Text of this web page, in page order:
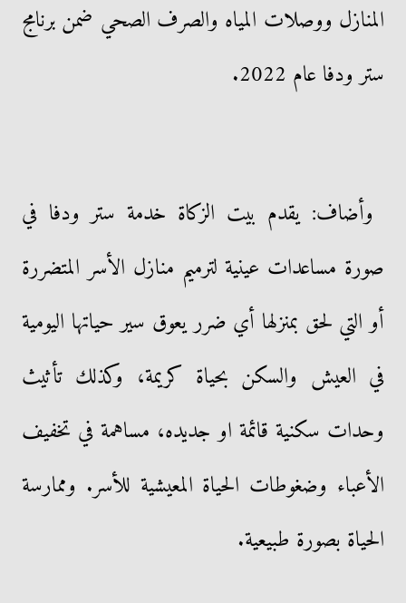
المنازل ووصلات المياه والصرف الصحي ضمن برنامج
ستر ودفا عام 2022.
وأضاف: يقدم بيت الزكاة خدمة ستر ودفا في
صورة مساعدات عينية لترميم منازل الأسر المتضررة
أو التي لحق بمنزلها أي ضرر يعوق سير حياتها اليومية
في العيش والسكن بحياة كريمة، وكذلك تأثيث
وحدات سكنية قائمة او جديده، مساهمة في تخفيف
الأعباء وضغوطات الحياة المعيشية للأسر. وممارسة
الحياة بصورة طبيعية.